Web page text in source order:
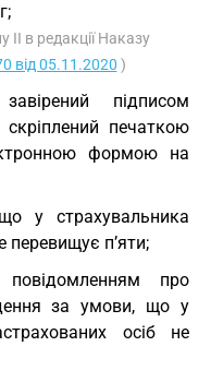
II в редакції Наказу
від 05.11.2020 )
підписом
печаткою
формою на
у страхувальника
перевищує п’яти;
про
за умови, що у
осіб не